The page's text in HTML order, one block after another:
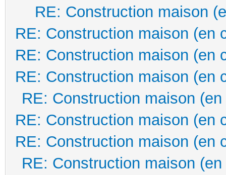
RE: Construction maison
RE: Construction maison (en
RE: Construction maison (en
RE: Construction maison (en
RE: Construction maison
RE: Construction maison (en
RE: Construction maison (en
RE: Construction maison